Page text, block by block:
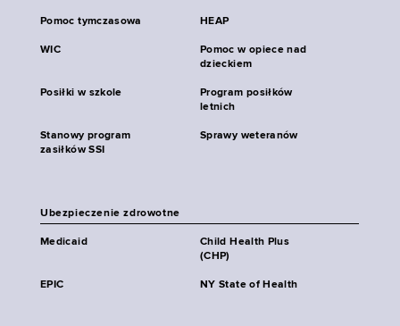
Pomoc tymczasowa HEAP
WIC
Pomoc w opiece nad
dzieckiem
Posiłki w szkole
Program posiłków
letnich
Stanowy program
zasiłków SSI
Sprawy weteranów
Ubezpieczenie zdrowotne
Medicaid
Child Health Plus
(CHP)
EPIC NY State of Health